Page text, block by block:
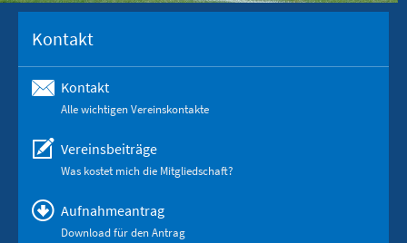
Kontakt
Kontakt
Alle wichtigen Vereinskontakte
Vereinsbeiträge
Was kostet mich die Mitgliedschaft?
Aufnahmeantrag
Download für den Antrag